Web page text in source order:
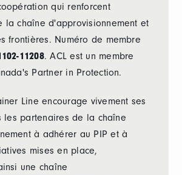
qui renforcent
la chaîne d'approvisionnement et
frontières. Numéro de membre
11208. ACL est un membre
Partner in Protection.
Line encourage vivement ses
les partenaires de la chaîne
à adhérer au PIP et à
mises en place,
une chaîne